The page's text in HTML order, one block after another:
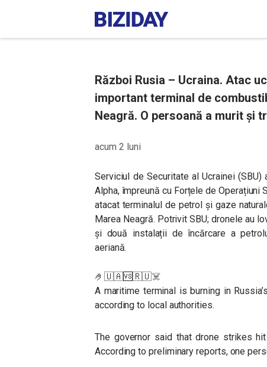
Război Rusia – Ucraina. Atac
important terminal de
Neagră. O persoană a murit și
acum 2 luni
Serviciul de Securitate al Ucrainei
Alpha, împreună cu Forțele de Operațiuni
atacat terminalul de petrol și gaze
Marea Neagră. Potrivit SBU; dronele au
și două instalații de încărcare a
aeriană.
🤌🇺🇦🆚🇷🇺☠️
A maritime terminal is burning in
according to local authorities.
The governor said that drone strikes
According to preliminary reports, one